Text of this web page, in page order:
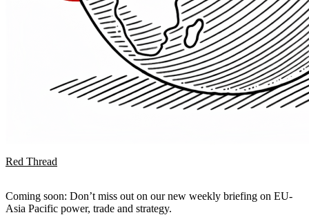
Red Thread
Coming soon: Don’t miss out on our new weekly briefing on EU-
Asia Pacific power, trade and strategy.